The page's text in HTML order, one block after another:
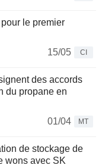
le premier
15/05
CI
des accords
du propane en
01/04
MT
de stockage de
wons avec SK